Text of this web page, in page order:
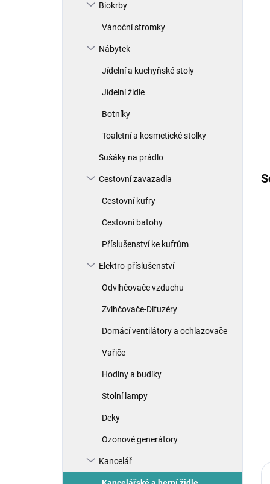
Biokrby
Vánoční stromky
Nábytek
Jídelní a kuchyňské stoly
Jídelní židle
Botníky
Toaletní a kosmetické stolky
Sušáky na prádlo
Cestovní zavazadla
Cestovní kufry
Cestovní batohy
Příslušenství ke kufrům
Elektro-příslušenství
Odvlhčovače vzduchu
Zvlhčovače-Difuzéry
Domácí ventilátory a ochlazovače
Vařiče
Hodiny a budíky
Stolní lampy
Deky
Ozonové generátory
Kancelář